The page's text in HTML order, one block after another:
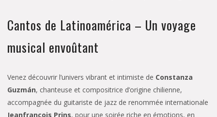
Cantos de Latinoamérica – Un voyage
musical envoûtant
Venez découvrir l’univers vibrant et intimiste de Constanza
Guzmán, chanteuse et compositrice d’origine chilienne,
accompagnée du guitariste de jazz de renommée internationale
Jeanfrançois Prins, pour une soirée riche en émotions, en